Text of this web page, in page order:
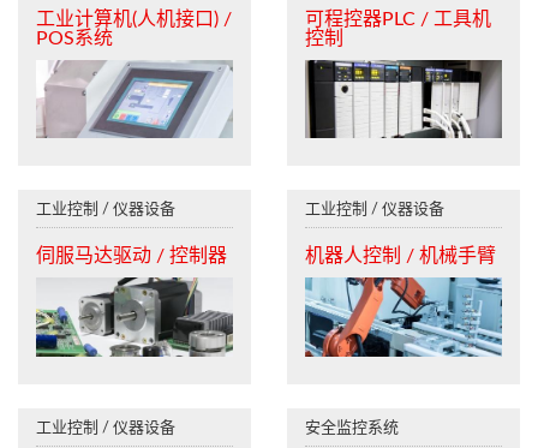
工业计算机(人机接口) /
POS系统
可程控器PLC / 工具机
控制
工业控制 / 仪器设备
伺服马达驱动 / 控制器
工业控制 / 仪器设备
机器人控制 / 机械手臂
工业控制 / 仪器设备 安全监控系统